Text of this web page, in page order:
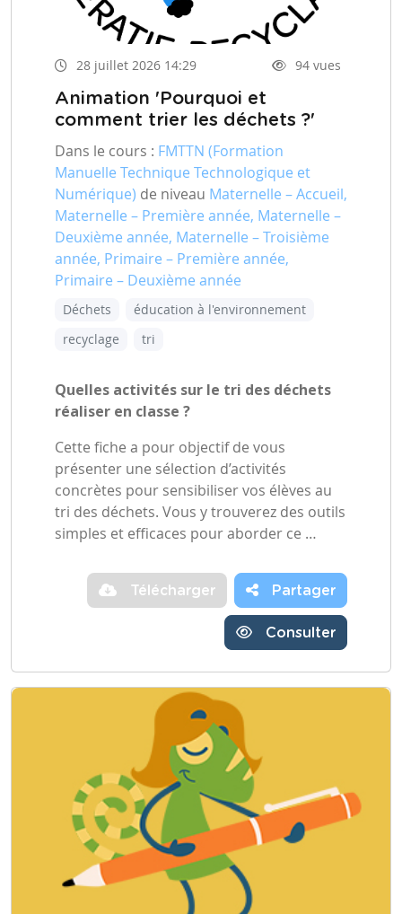
28 juillet 2026 14:29 94 vues
Animation 'Pourquoi et
comment trier les déchets ?'
Dans le cours : FMTTN (Formation
Manuelle Technique Technologique et
Numérique) de niveau Maternelle – Accueil,
Maternelle – Première année, Maternelle –
Deuxième année, Maternelle – Troisième
année, Primaire – Première année,
Primaire – Deuxième année
Déchets
éducation à l'environnement
recyclage
tri
Quelles activités sur le tri des déchets
réaliser en classe ?
Cette fiche a pour objectif de vous
présenter une sélection d’activités
concrètes pour sensibiliser vos élèves au
tri des déchets. Vous y trouverez des outils
simples et efficaces pour aborder ce …
Télécharger Partager
Consulter